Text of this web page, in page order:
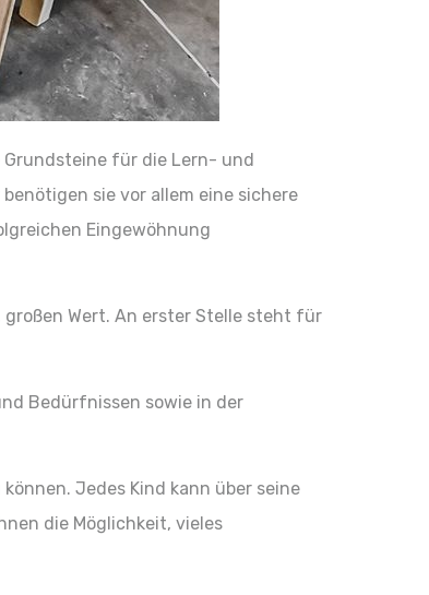
Grundsteine für die Lern- und
sie vor allem eine sichere
Eingewöhnung
Wert. An erster Stelle steht für
Bedürfnissen sowie in der
Jedes Kind kann über seine
die Möglichkeit, vieles